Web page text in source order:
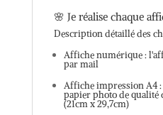
🌸 Je réalise chaque
Description détaillé des
Affiche numérique :
par mail
Affiche impression A4
papier photo de qualité
(21cm x 29,7cm)